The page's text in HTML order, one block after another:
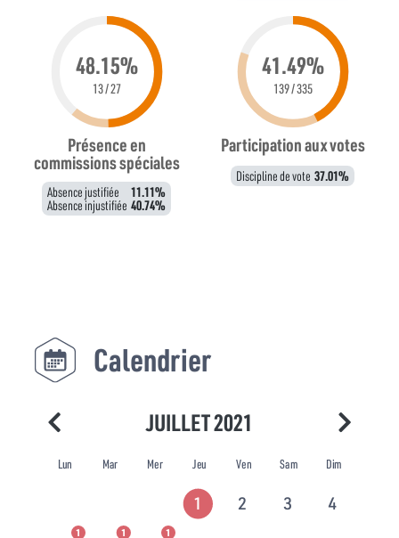
48.15%
13 / 27
Présence en
commissions spéciales
Absence justifiée 11.11%
Absence injustifiée 40.74%
41.49%
139 / 335
Participation aux votes
Discipline de vote 37.01%
Calendrier
JUILLET 2021
Lun Mar Mer Jeu Ven Sam Dim
1 2 3 4
1 1 1